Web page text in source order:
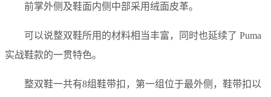
前掌外侧及鞋面内侧中部采用绒面皮革。
可以说整双鞋所用的材料相当丰富，同时也延续了 Puma
实战鞋款的一贯特色。
整双鞋一共有8组鞋带扣，第一组位于最外侧，鞋带扣以